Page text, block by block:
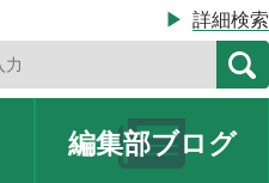
▶ 詳細検索
編集部ブログ